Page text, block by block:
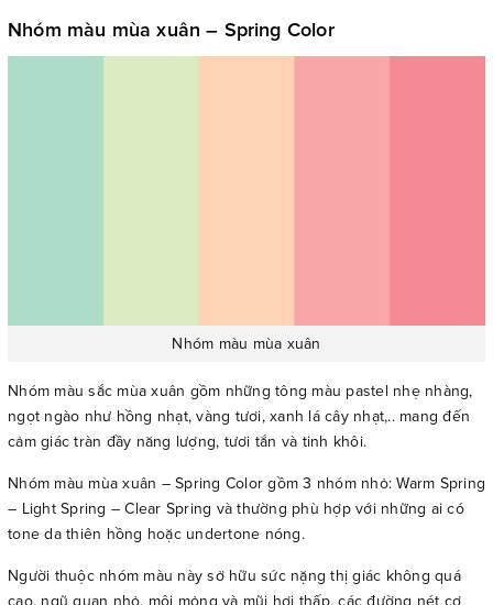
Nhóm màu mùa xuân – Spring Color
Nhóm màu mùa xuân
Nhóm màu sắc mùa xuân gồm những tông màu pastel nhẹ nhàng,
ngọt ngào như hồng nhạt, vàng tươi, xanh lá cây nhạt,.. mang đến
cảm giác tràn đầy năng lượng, tươi tắn và tinh khôi.
Nhóm màu mùa xuân – Spring Color gồm 3 nhóm nhỏ: Warm Spring
– Light Spring – Clear Spring và thường phù hợp với những ai có
tone da thiên hồng hoặc undertone nóng.
Người thuộc nhóm màu này sở hữu sức nặng thị giác không quá
cao, ngũ quan nhỏ, môi mỏng và mũi hơi thấp, các đường nét cơ